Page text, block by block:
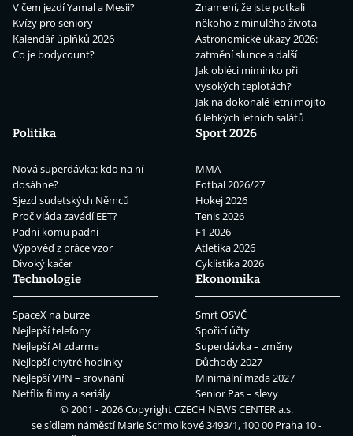
V čem jezdí Yamal a Mesii?
Kvízy pro seniory
Kalendář úplňků 2026
Co je bodycount?
Znamení, že jste potkali
někoho z minulého života
Astronomické úkazy 2026:
zatmění slunce a další
Jak obléci miminko při
vysokých teplotách?
Jak na dokonalé letní mojito
6 lehkých letních salátů
Politika
Nová superdávka: kdo na ní
dosáhne?
Sjezd sudetských Němců
Proč vláda zavádí EET?
Padni komu padni
Výpověď z práce vzor
Divoký kačer
Sport 2026
MMA
Fotbal 2026/27
Hokej 2026
Tenis 2026
F1 2026
Atletika 2026
Cyklistika 2026
Technologie
SpaceX na burze
Nejlepší telefony
Nejlepší AI zdarma
Nejlepší chytré hodinky
Nejlepší VPN – srovnání
Netflix filmy a seriály
Ekonomika
Smrt OSVČ
Spořicí účty
Superdávka – změny
Důchody 2027
Minimální mzda 2027
Senior Pas – slevy
© 2001 - 2026 CopyrightCZECH NEWS CENTER a.s.
se sídlem náměstí Marie Schmolkové 3493/1, 100 00 Praha 10 -